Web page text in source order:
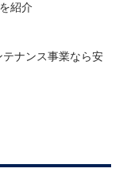
紹介
ナンス事業なら安